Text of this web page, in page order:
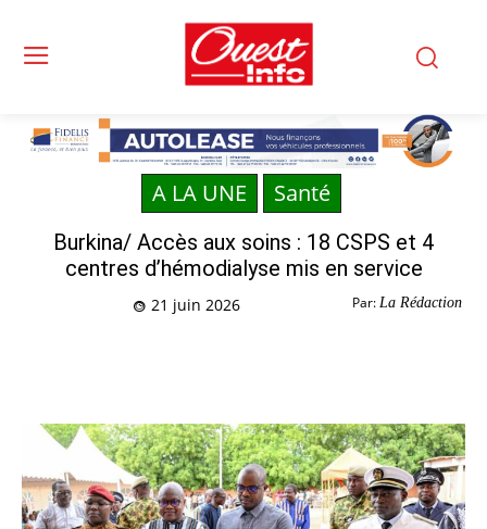
A LA UNE Santé
Burkina/ Accès aux soins : 18 CSPS et 4
centres d’hémodialyse mis en service
Par: La Rédaction
21 juin 2026